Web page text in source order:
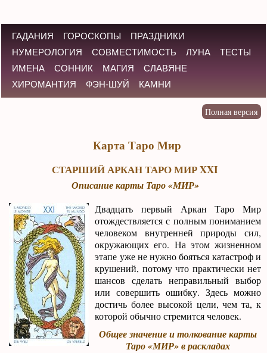
ГАДАНИЯ ГОРОСКОПЫ
ПРАЗДНИКИ
НУМЕРОЛОГИЯ
СОВМЕСТИМОСТЬ ЛУНА
ТЕСТЫ
ИМЕНА
СОННИК МАГИЯ
СЛАВЯНЕ
ХИРОМАНТИЯ
ФЭН-ШУЙ КАМНИ
Карта Таро Мир
СТАРШИЙ АРКАН ТАРО МИР XXI
Описание карты Таро «МИР»
Двадцать первый Аркан Таро Мир
отождествляется с полным пониманием
человеком внутренней природы сил,
окружающих его. На этом жизненном
этапе уже не нужно бояться катастроф и
крушений, потому что практически нет
шансов сделать неправильный выбор
или совершить ошибку. Здесь можно
достичь более высокой цели, чем та, к
которой обычно стремится человек.
Общее значение и толкование карты
Таро «МИР» в раскладах